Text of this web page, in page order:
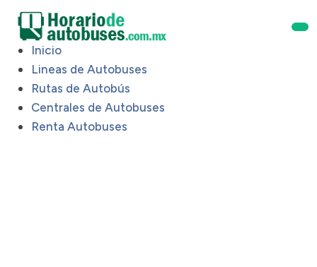
Inicio
Lineas de Autobuses
Rutas de Autobús
Centrales de Autobuses
Renta Autobuses